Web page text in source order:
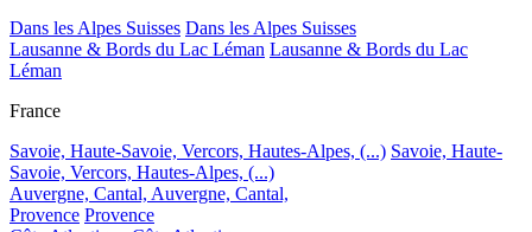
Dans les Alpes Suisses Dans les Alpes Suisses
Lausanne & Bords du Lac Léman Lausanne & Bords du Lac
Léman
France
Savoie, Haute-Savoie, Vercors, Hautes-Alpes, (...) Savoie, Haute-
Savoie, Vercors, Hautes-Alpes, (...)
Auvergne, Cantal, Auvergne, Cantal,
Provence Provence